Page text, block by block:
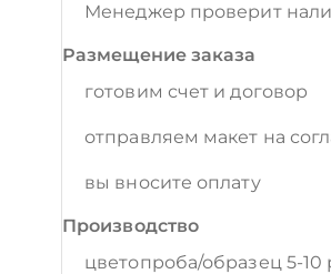
Менеджер проверит
Размещение заказа
готовим счет и договор
отправляем макет на
вы вносите оплату
Производство
цветопроба/образец 5-10